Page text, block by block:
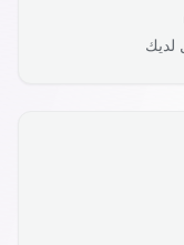
لديك